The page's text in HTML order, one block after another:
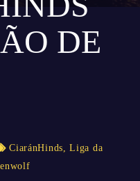
DE
CiaránHinds,Liga da